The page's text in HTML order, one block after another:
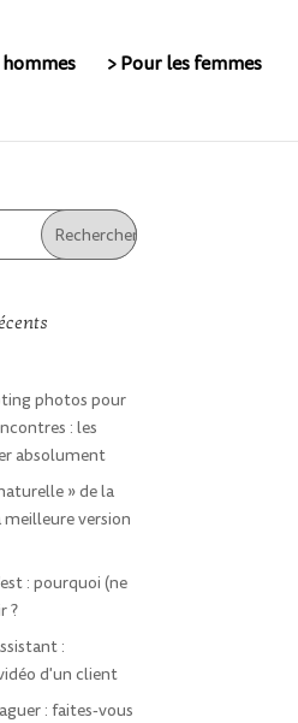
> Pour les femmes
photos pour
: les
absolument
» de la
version
: pourquoi (ne
?
:
d'un client
: faites-vous